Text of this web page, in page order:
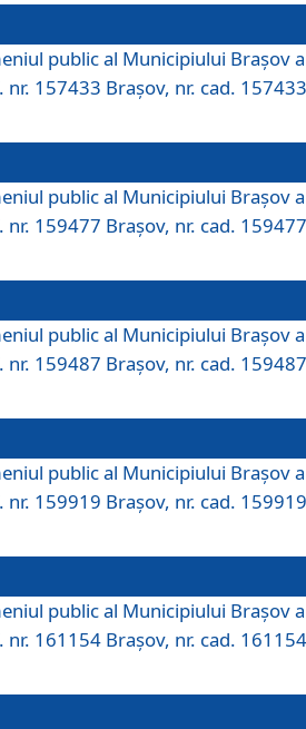
public al Municipiului Braşov a
nr. 157433 Brașov, nr. cad.
public al Municipiului Braşov a
nr. 159477 Brașov, nr. cad.
public al Municipiului Braşov a
nr. 159487 Brașov, nr. cad.
public al Municipiului Braşov a
nr. 159919 Brașov, nr. cad.
public al Municipiului Braşov a
nr. 161154 Brașov, nr. cad.